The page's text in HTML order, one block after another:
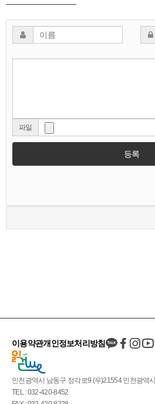
파일
등록
인천광역시 남동구 정각로9 (우)21554 인천광역
TEL : 032-420-8452
이용약관개인정보처리방침